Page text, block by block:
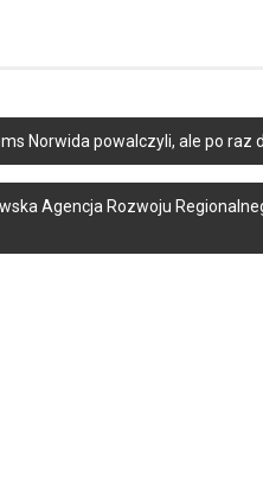
Norwida powalczyli, ale po raz
Agencja Rozwoju